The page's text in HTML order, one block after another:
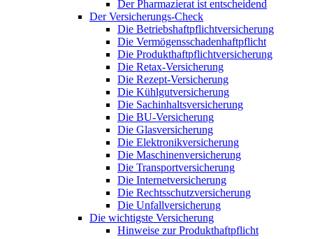
Der Pharmazierat ist entscheidend
Der Versicherungs-Check
Die Betriebshaftpflichtversicherung
Die Vermögensschadenhaftpflicht
Die Produkthaftpflichtversicherung
Die Retax-Versicherung
Die Rezept-Versicherung
Die Kühlgutversicherung
Die Sachinhaltsversicherung
Die BU-Versicherung
Die Glasversicherung
Die Elektronikversicherung
Die Maschinenversicherung
Die Transportversicherung
Die Internetversicherung
Die Rechtsschutzversicherung
Die Unfallversicherung
Die wichtigste Versicherung
Hinweise zur Produkthaftpflicht